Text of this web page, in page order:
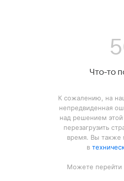
Что-то
К сожалению, на
непредвиденная
над решением
перезагрузить
время. Вы также
в
Можете перейти